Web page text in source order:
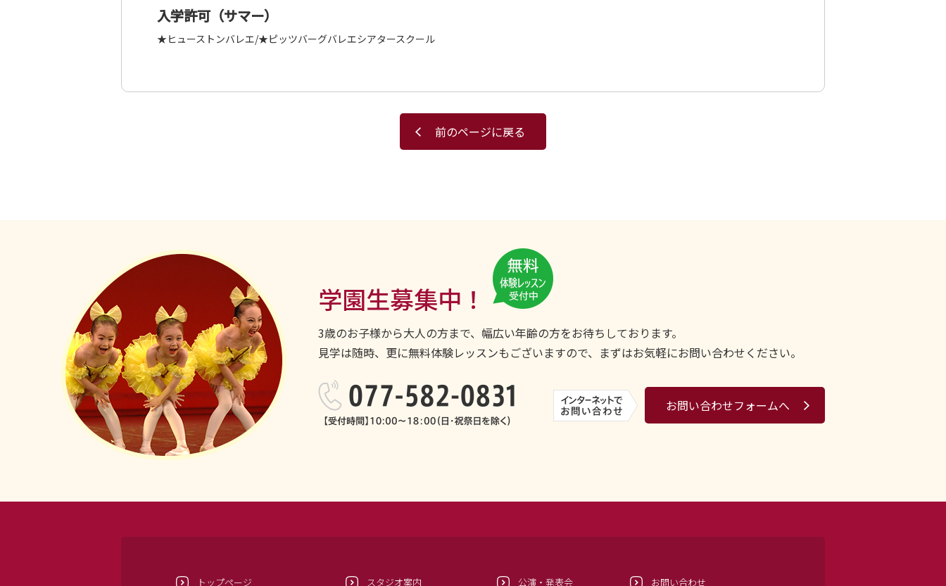
入学許可（サマー）
★ヒューストンバレエ/★ピッツバーグバレエシアタースクール
前のページに戻る
学園生募集中！
3歳のお子様から大人の方まで、幅広い年齢の方をお待ちしております。
見学は随時、更に無料体験レッスンもございますので、まずはお気軽にお問い合わせください。
お問い合わせフォームへ
トップページ スタジオ案内 公演・発表会 お問い合わせ